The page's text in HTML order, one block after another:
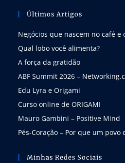
Últimos Artigos
Negócios que nascem no café e
Qual lobo você alimenta?
A força da gratidão
ABF Summit 2026 –
Edu Lyra e Origami
Curso online de ORIGAMI
Mauro Gambini – Positive Mind
Pés-Coração – Por que um povo
Minhas Redes Sociais